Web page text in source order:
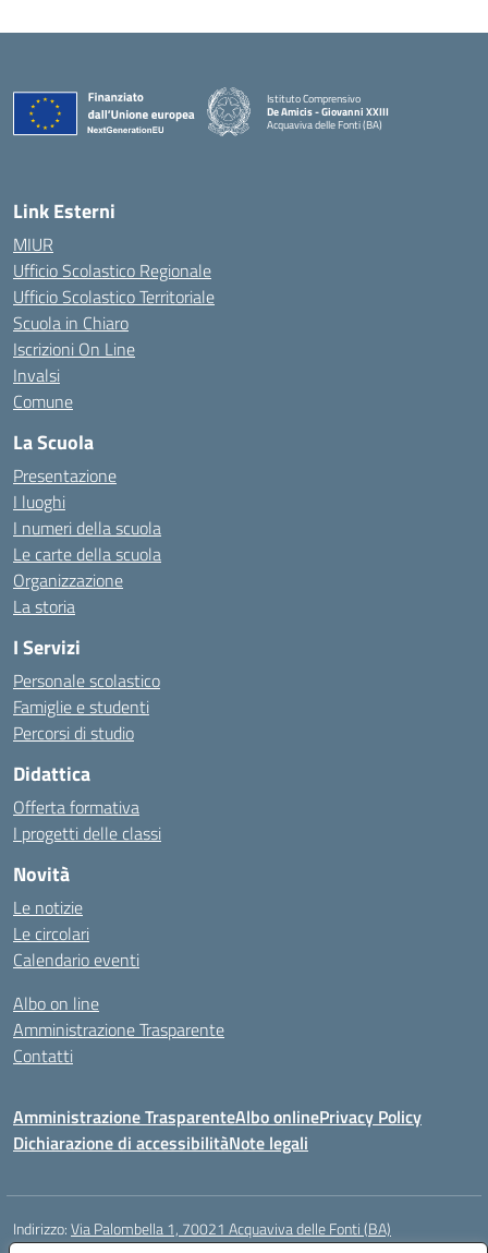
Istituto Comprensivo
De Amicis - Giovanni XXIII
Acquaviva delle Fonti (BA)
— Visita la pagina iniziale della scuola
Link Esterni
MIUR
Ufficio Scolastico Regionale
Ufficio Scolastico Territoriale
Scuola in Chiaro
Iscrizioni On Line
Invalsi
Comune
La Scuola
Presentazione
I luoghi
I numeri della scuola
Le carte della scuola
Organizzazione
La storia
I Servizi
Personale scolastico
Famiglie e studenti
Percorsi di studio
Didattica
Offerta formativa
I progetti delle classi
Novità
Le notizie
Le circolari
Calendario eventi
Albo on line
Amministrazione Trasparente
Contatti
Amministrazione TrasparenteAlbo onlinePrivacy Policy
Dichiarazione di accessibilitàNote legali
Indirizzo:Via Palombella 1, 70021 Acquaviva delle Fonti (BA)